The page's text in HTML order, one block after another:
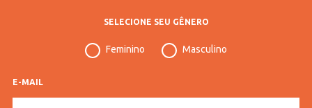
* Para sua segurança, não
Feminino
Idade
SELECIONE SEU GÊNERO
Feminino Masculino
E-MAIL